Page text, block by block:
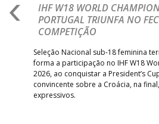
IHF W18 WORLD
PORTUGAL TRIUNFA NO
COMPETIÇÃO
Seleção Nacional sub-18 feminina
forma a participação no IHF W18
2026, ao conquistar a President’s
convincente sobre a Croácia, na
expressivos.